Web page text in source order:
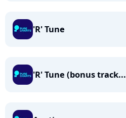
'R' Tune
'R' Tune (bonus track...